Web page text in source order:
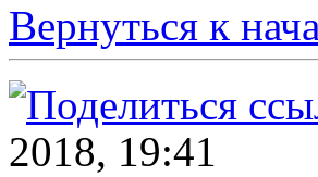
Вернуться к
2018, 19:41